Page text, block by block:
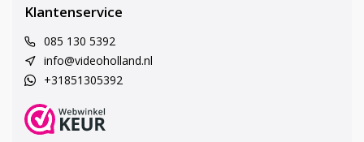
Klantenservice
085 130 5392
info@videoholland.nl
+31851305392